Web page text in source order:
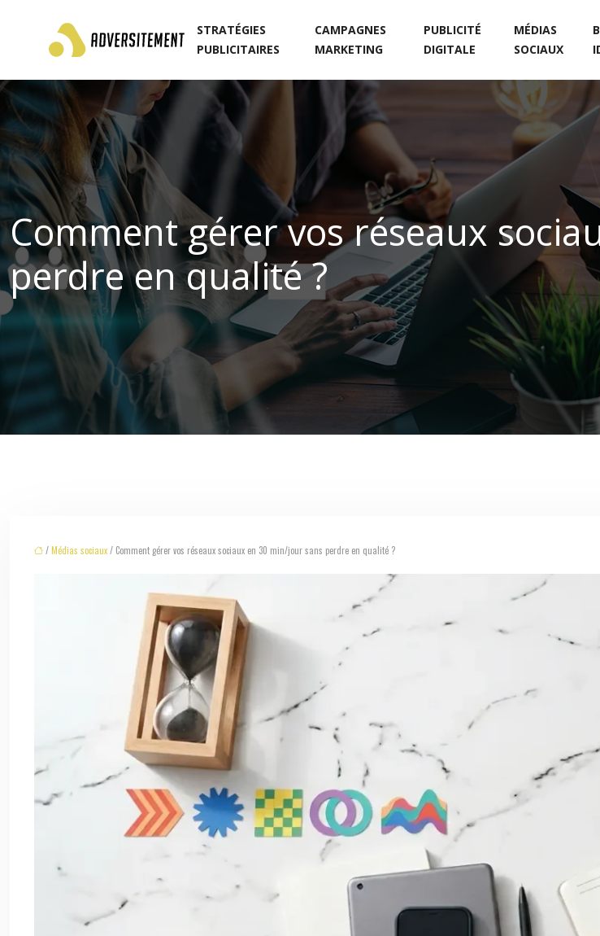
STRATÉGIES
PUBLICITAIRES
CAMPAGNES
MARKETING
PUBLICITÉ
DIGITALE
MÉDIAS
SOCIAUX
Comment gérer vos réseaux
perdre en qualité ?
/Médias sociaux/ Comment gérer vos réseaux sociaux en 30 min/jour sans perdre en qualité ?